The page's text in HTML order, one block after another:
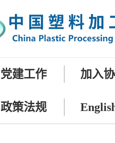
党建工作 加入
政策法规